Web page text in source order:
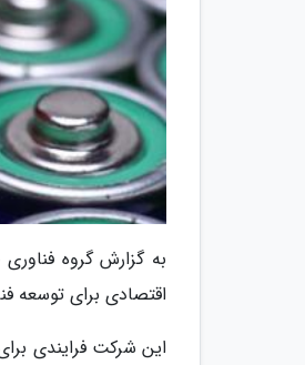
اقتصادی برای توسعه
این شرکت فرایندی